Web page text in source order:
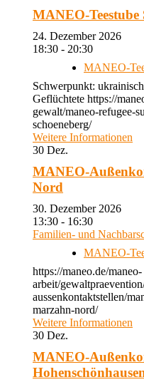
MANEO-Teestube
24. Dezember 2026
18:30 - 20:30
MANEO-
Schwerpunkt:
Geflüchtete https://
gewalt/maneo-refugee-
schoeneberg/
Weitere Informationen
30 Dez.
MANEO-
Nord
30. Dezember 2026
13:30 - 16:30
Familien- und
MANEO-
https://maneo.de/maneo-
arbeit/
aussenkontaktstellen/
marzahn-nord/
Weitere Informationen
30 Dez.
MANEO-